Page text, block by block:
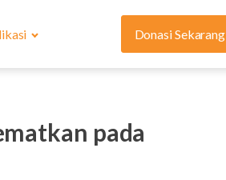
Donasi Sekarang
pada